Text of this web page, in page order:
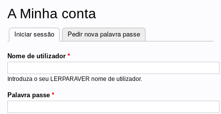
A Minha conta
Separadores
Iniciar sessão (separador ativo)
Pedir nova palavra passe
Nome de utilizador *
Introduza o seu LERPARAVER nome de utilizador.
Palavra passe *